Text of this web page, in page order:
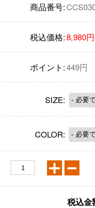
商品番号:
税込価格:8,980円
ポイント:449円
SIZE:
COLOR:
税込金